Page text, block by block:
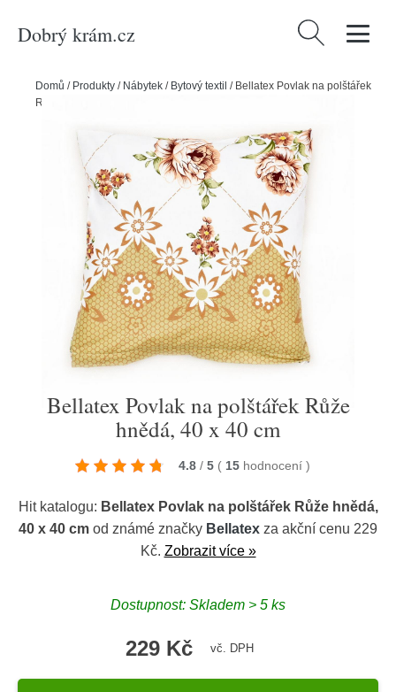
Dobrý krám.cz Vyhledávání
Domů / Produkty / Nábytek / Bytový textil / Bellatex Povlak na polštářek
Růže hnědá, 40 x 40 cm
Bellatex Povlak na polštářek Růže
hnědá, 40 x 40 cm
4.8 / 5 ( 15 hodnocení )
Hit katalogu: Bellatex Povlak na polštářek Růže hnědá,
40 x 40 cm od známé značky Bellatex za akční cenu 229
Kč. Zobrazit více »
Dostupnost: Skladem > 5 ks
229 Kč vč. DPH